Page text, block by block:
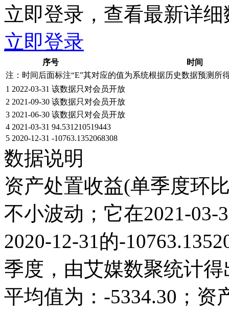
立即登录，查看最新详细
立即登录
序号
时间
注：时间后面标注“E”其对应的值为系统根据历史数据预测所
1 2022-03-31 该数据只对会员开放
2 2021-09-30 该数据只对会员开放
3 2021-06-30 该数据只对会员开放
4 2021-03-31 94.531210519443
5 2020-12-31 -10763.1352068308
数据说明
资产处置收益(单季度环
不小波动；它在2021-03-
2020-12-31的-
季度，由艾媒数聚统计得
平均值为：-5334.30；资